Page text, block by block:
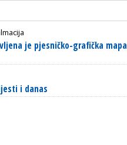
je pjesničko-grafička mapa
i danas